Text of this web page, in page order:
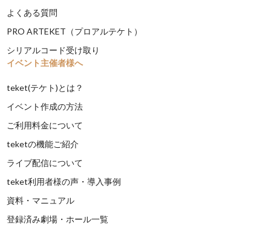
よくある質問
PRO ARTEKET（プロアルテケト）
シリアルコード受け取り
イベント主催者様へ
teket(テケト)とは？
イベント作成の方法
ご利用料金について
teketの機能ご紹介
ライブ配信について
teket利用者様の声・導入事例
資料・マニュアル
登録済み劇場・ホール一覧